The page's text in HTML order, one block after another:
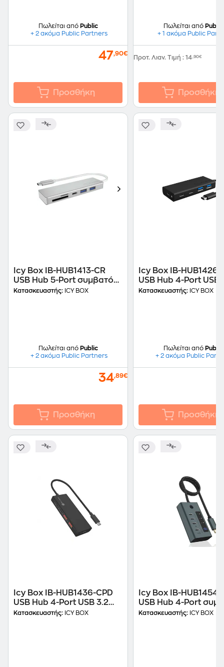
Πωλείται από Public
+ 2 ακόμα Public Partners
47,90€
Προσθήκη
Πωλείται από Public
+ 1 ακόμα Public
Προτ. Λιαν. Τιμή : 14,90€
Προσθήκη
Icy Box IB-HUB1413-CR
USB Hub 5-Port συμβατό
με Type-C
Κατασκευαστής: ICY BOX
Πωλείται από Public
+ 2 ακόμα Public Partners
34,89€
Προσθήκη
Icy Box IB-HUB1426-
USB Hub 4-Port USB
συμβατό με Type-C
Κατασκευαστής: ICY BOX
Πωλείται από Public
+ 2 ακόμα Public
Προσθήκη
Icy Box IB-HUB1436-CPD
USB Hub 4-Port USB 3.2
συμβατό με Type-C
Κατασκευαστής: ICY BOX
Icy Box IB-HUB1454-
USB Hub 4-Port
με USB-C
Κατασκευαστής: ICY BOX